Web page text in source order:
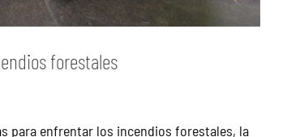
forestales
para enfrentar los incendios forestales, la